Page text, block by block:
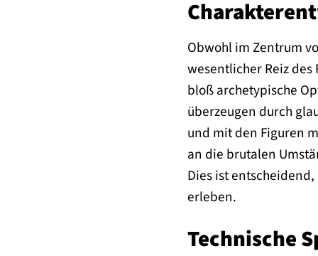
Obwohl im Zentrum
wesentlicher Reiz
bloß archetypische
überzeugen durch
und mit den Figuren
an die brutalen
Dies ist
erleben.
Technische